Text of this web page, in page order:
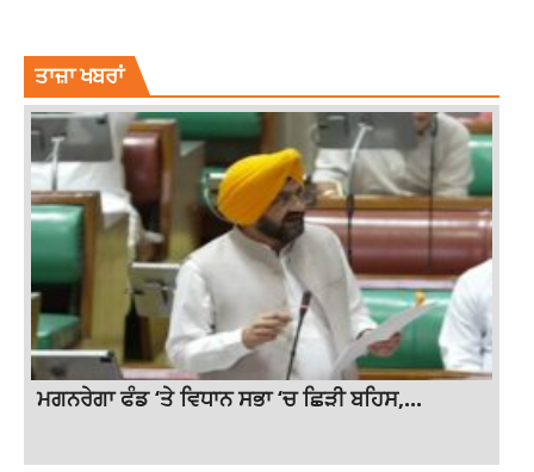
ਤਾਜ਼ਾ ਖਬਰਾਂ
ਮਗਨਰੇਗਾ ਫੰਡ ‘ਤੇ ਵਿਧਾਨ ਸਭਾ ‘ਚ ਛਿੜੀ ਬਹਿਸ,...